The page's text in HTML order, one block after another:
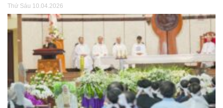
Thứ Sáu 10.04.2026